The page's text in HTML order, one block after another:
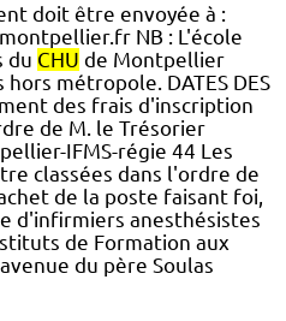
doit être envoyée à :
NB : L'école
du CHU de Montpellier
métropole. DATES DES
des frais d'inscription
de M. le Trésorier
IFMS-régie 44 Les
classées dans l'ordre de
de la poste faisant foi,
d'infirmiers anesthésistes
de Formation aux
du père Soulas